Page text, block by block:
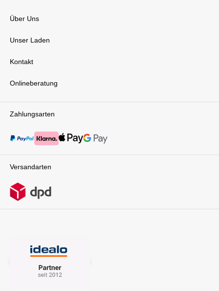
Zahlungsarten
Versandarten
Über Uns
Unser Laden
Kontakt
Onlineberatung